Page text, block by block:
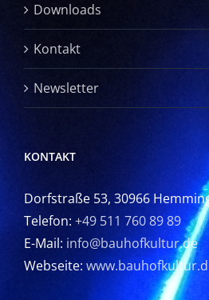
Downloads
Kontakt
Newsletter
KONTAKT
Dorfstraße 53, 30966
Telefon: +49 511 760 89 89
E-Mail: info@bauhofkultur.de
Webseite: